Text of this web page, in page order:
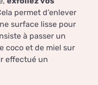
permet d’enlever
surface lisse pour
à passer un
coco et de miel sur
effectué un